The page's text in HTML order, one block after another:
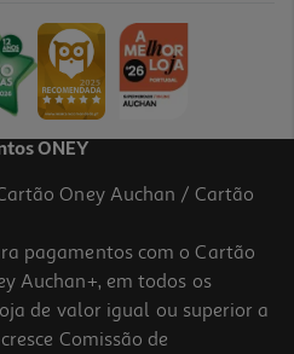
ONEY
Oney Auchan / Cartão
pagamentos com o Cartão
Auchan+, em todos os
de valor igual ou superior a
Comissão de